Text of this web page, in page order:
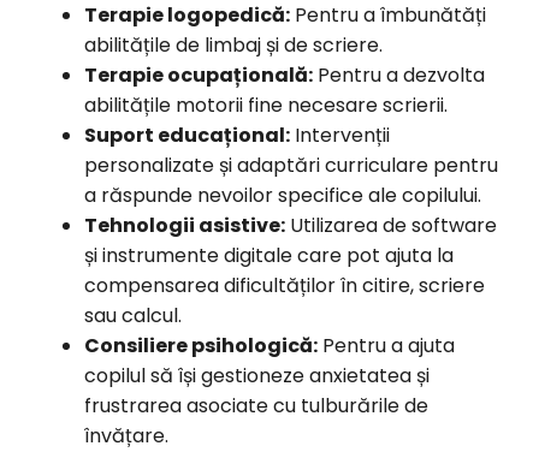
Terapie logopedică: Pentru a îmbunătăți
abilitățile de limbaj și de scriere.
Terapie ocupațională: Pentru a dezvolta
abilitățile motorii fine necesare scrierii.
Suport educațional: Intervenții
personalizate și adaptări curriculare pentru
a răspunde nevoilor specifice ale copilului.
Tehnologii asistive: Utilizarea de software
și instrumente digitale care pot ajuta la
compensarea dificultăților în citire, scriere
sau calcul.
Consiliere psihologică: Pentru a ajuta
copilul să își gestioneze anxietatea și
frustrarea asociate cu tulburările de
învățare.